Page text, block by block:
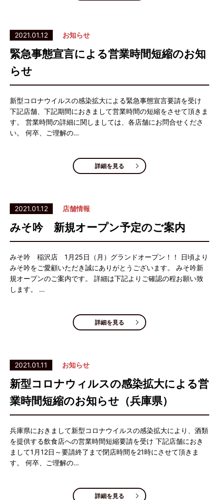
2021.01.12 お知らせ
緊急事態宣言による営業時間短縮のお知
らせ
新型コロナウイルスの感染拡大による緊急事態宣言要請を受け
下記店舗、下記期間におきまして営業時間の短縮をさせて頂きま
す。 営業時間の詳細に関しましては、各店舗にお問合せくださ
い。 何卒、ご理解の…
詳細を見る
2021.01.12 店舗情報
みそ吟 新規オープン予定のご案内
みそ吟 稲沢店 1月25日（月）グランドオープン！！ 日頃より
みそ吟をご愛顧いただき誠にありがとうございます。 みそ吟新
規オープンのご案内です。 詳細は下記よりご確認の程お願い致
します。 …
詳細を見る
2021.01.11 お知らせ
新型コロナウィルスの感染拡大による営
業時間短縮のお知らせ（兵庫県）
兵庫県におきまして新型コロナウイルスの感染拡大により、酒類
を提供する飲食店への営業時間短縮要請を受け 下記店舗におき
まして1月12日～要請終了まで閉店時間を21時にさせて頂きま
す。 何卒、ご理解の…
詳細を見る